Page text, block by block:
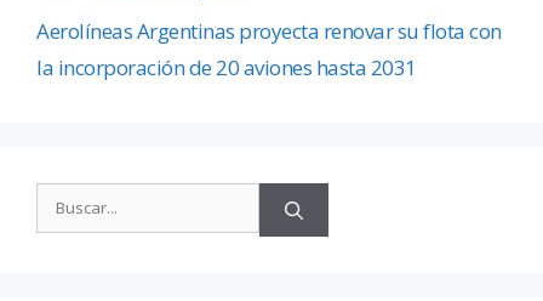
Aerolíneas Argentinas proyecta renovar su flota con
la incorporación de 20 aviones hasta 2031